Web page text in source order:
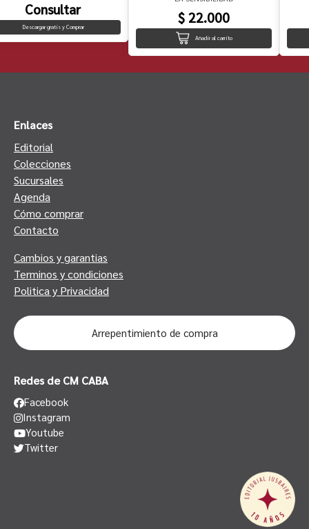
Consultar
Descargar gratis y Comprar
$ 22.000
Añadir al carrito
Enlaces
Editorial
Colecciones
Sucursales
Agenda
Cómo comprar
Contacto
Cambios y garantias
Terminos y condiciones
Politica y Privacidad
Arrepentimiento de compra
Redes de CM CABA
Facebook
Instagram
Youtube
Twitter